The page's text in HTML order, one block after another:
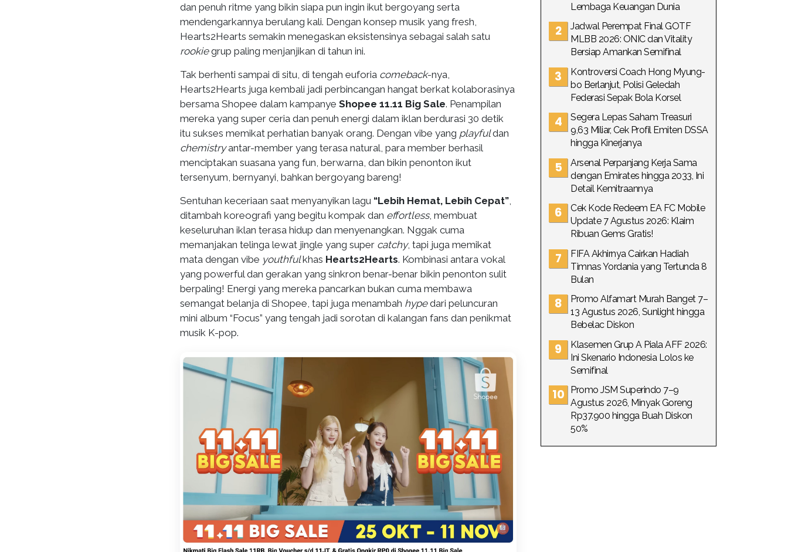
dan penuh ritme yang bikin siapa pun ingin ikut bergoyang serta
mendengarkannya berulang kali. Dengan konsep musik yang fresh,
Hearts2Hearts semakin menegaskan eksistensinya sebagai salah satu
rookiegrup paling menjanjikan di tahun ini.
Tak berhenti sampai di situ, di tengah euforia comeback-nya,
Hearts2Hearts juga kembali jadi perbincangan hangat berkat kolaborasinya
bersama Shopee dalam kampanye Shopee 11.11 Big Sale. Penampilan
mereka yang super ceria dan penuh energi dalam iklan berdurasi 30 detik
itu sukses memikat perhatian banyak orang. Dengan vibe yang playfuldan
chemistryantar-member yang terasa natural, para member berhasil
menciptakan suasana yang fun, berwarna, dan bikin penonton ikut
tersenyum, bernyanyi, bahkan bergoyang bareng!
Sentuhan keceriaan saat menyanyikan lagu “Lebih Hemat, Lebih Cepat”,
ditambah koreografi yang begitu kompak dan effortless, membuat
keseluruhan iklan terasa hidup dan menyenangkan. Nggak cuma
memanjakan telinga lewat jingle yang super catchy, tapi juga memikat
mata dengan vibe youthfulkhas Hearts2Hearts. Kombinasi antara vokal
yang powerful dan gerakan yang sinkron benar-benar bikin penonton sulit
berpaling! Energi yang mereka pancarkan bukan cuma membawa
semangat belanja di Shopee, tapi juga menambah hypedari peluncuran
mini album “Focus” yang tengah jadi sorotan di kalangan fans dan penikmat
musik K-pop.
Lembaga Keuangan Dunia
Jadwal Perempat Final GOTF
MLBB 2026: ONIC dan Vitality
Bersiap Amankan Semifinal
Kontroversi Coach Hong Myung-
bo Berlanjut, Polisi Geledah
Federasi Sepak Bola Korsel
Segera Lepas Saham Treasuri
9,63 Miliar, Cek Profil Emiten DSSA
hingga Kinerjanya
Arsenal Perpanjang Kerja Sama
dengan Emirates hingga 2033, Ini
Detail Kemitraannya
Cek Kode Redeem EA FC Mobile
Update 7 Agustus 2026: Klaim
Ribuan Gems Gratis!
FIFA Akhirnya Cairkan Hadiah
Timnas Yordania yang Tertunda 8
Bulan
Promo Alfamart Murah Banget 7–
13 Agustus 2026, Sunlight hingga
Bebelac Diskon
Klasemen Grup A Piala AFF 2026:
Ini Skenario Indonesia Lolos ke
Semifinal
Promo JSM Superindo 7–9
Agustus 2026, Minyak Goreng
Rp37.900 hingga Buah Diskon
50%